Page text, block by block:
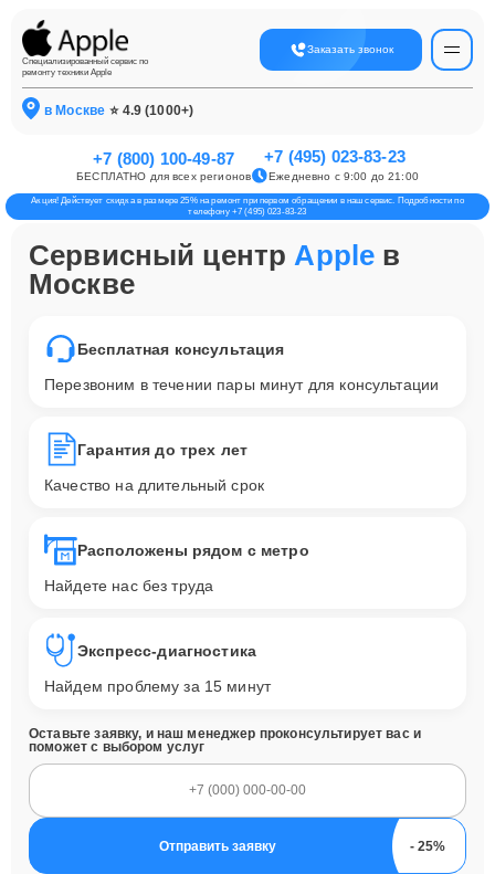
Специализированный сервис по
ремонту техники Apple
Заказать звонок
в Москве ⭐ 4.9 (1000+)
+7 (800) 100-49-87
БЕСПЛАТНО для всех регионов
+7 (495) 023-83-23
Ежедневно с 9:00 до 21:00
Акция! Действует скидка в размере 25% на ремонт при первом обращении в наш сервис. Подробности по
телефону +7 (495) 023-83-23
Сервисный центрApple в
Москве
Бесплатная консультация
Перезвоним в течении пары минут для консультации
Гарантия до трех лет
Качество на длительный срок
Расположены рядом с метро
Найдете нас без труда
Экспресс-диагностика
Найдем проблему за 15 минут
Оставьте заявку, и наш менеджер проконсультирует вас и
поможет с выбором услуг
Отправить заявку